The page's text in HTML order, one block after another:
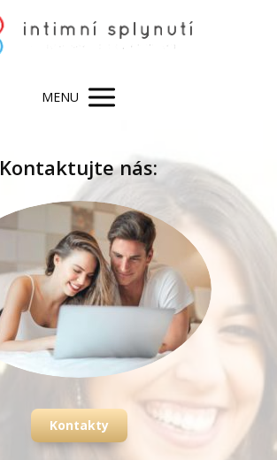
MENU
Kontaktujte nás:
Kontakty